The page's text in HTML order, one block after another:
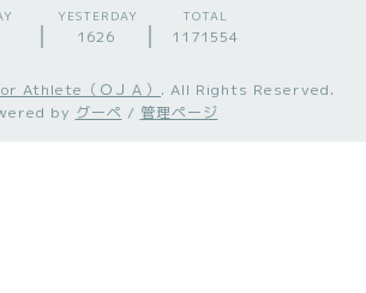
YESTERDAY
1626
TOTAL
1171554
Athlete（ＯＪＡ） . All Rights Reserved.
by グーペ / 管理ページ